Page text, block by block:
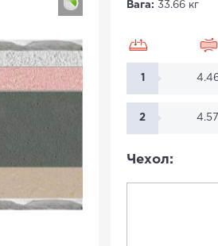
Вага: 33.66 кг
1
2
Чехол: